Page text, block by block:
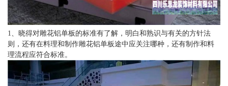
1、晓得对雕花铝单板的标准有了解，明白和熟识与有关的方针法
则，还有在料理和制作雕花铝单板途中应关注哪种，还有制作和料
理流程应符合标准。